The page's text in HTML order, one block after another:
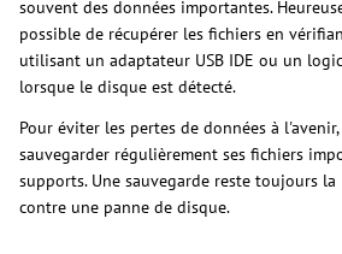
souvent des données importantes.
possible de récupérer les fichiers en
utilisant un adaptateur USB IDE ou un
lorsque le disque est détecté.
Pour éviter les pertes de données à
sauvegarder régulièrement ses fichiers
supports. Une sauvegarde reste toujours
contre une panne de disque.